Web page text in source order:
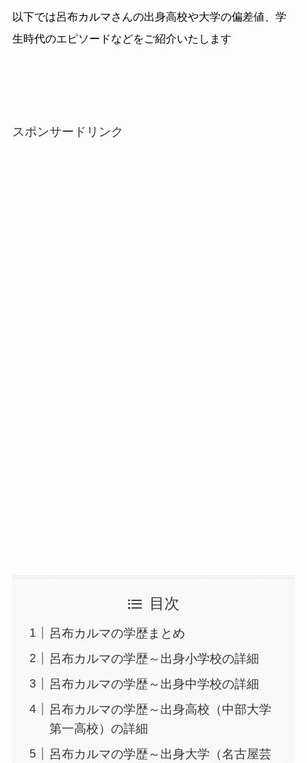
以下では呂布カルマさんの出身高校や大学の偏差値、学
生時代のエピソードなどをご紹介いたします
スポンサードリンク
目次
呂布カルマの学歴まとめ
呂布カルマの学歴～出身小学校の詳細
呂布カルマの学歴～出身中学校の詳細
呂布カルマの学歴～出身高校（中部大学
第一高校）の詳細
呂布カルマの学歴～出身大学（名古屋芸